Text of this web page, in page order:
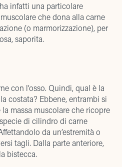
infatti una particolare
che dona alla carne
(o marmorizzazione), per
saporita.
con l’osso. Quindi, qual è la
costata? Ebbene, entrambi si
massa muscolare che ricopre
di cilindro di carne
da un’estremità o
tagli. Dalla parte anteriore,
bistecca.